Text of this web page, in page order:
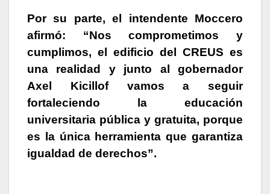
Por su parte, el intendente Moccero
afirmó: “Nos comprometimos y
cumplimos, el edificio del CREUS es
una realidad y junto al gobernador
Axel Kicillof vamos a seguir
fortaleciendo la educación
universitaria pública y gratuita, porque
es la única herramienta que garantiza
igualdad de derechos”.